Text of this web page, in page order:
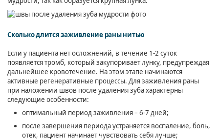
Сколько длится заживление раны нитью
Если у пациента нет осложнений, в течение 1-2 суток
появляется тромб, который закупоривает лунку, предупреждая
дальнейшее кровотечение. На этом этапе начинаются
активные регенеративные процессы. Для заживления раны
при наложении швов после удаления зуба характерны
следующие особенности:
оптимальный период заживления – 6-7 дней;
после завершения периода устраняется воспаление, боль,
отек, пациент начинает чувствовать себя лучше;